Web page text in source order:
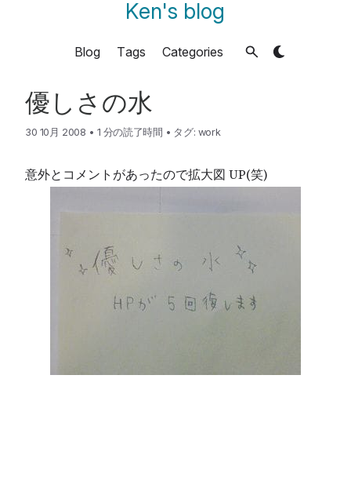
Ken's blog
Blog Tags Categories
優しさの水
30 10月 2008 • 1 分の読了時間 • タグ: work
意外とコメントがあったので拡大図 UP(笑)